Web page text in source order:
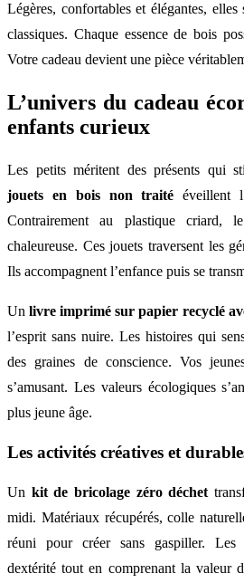
Légères, confortables et élégantes,
classiques. Chaque essence de bois
Votre cadeau devient une pièce
L’univers du cadeau
enfants curieux
Les petits méritent des présents qui
jouets en bois non traité éveillent
Contrairement au plastique criard,
chaleureuse. Ces jouets traversent les
Ils accompagnent l’enfance puis se
Unlivre imprimé sur papier recyclé
l’esprit sans nuire. Les histoires qui
des graines de conscience. Vos
s’amusant. Les valeurs écologiques
plus jeune âge.
Les activités créatives et
Un kit de bricolage zéro déchet
midi. Matériaux récupérés, colle
réuni pour créer sans gaspiller. Les
dextérité tout en comprenant la valeur